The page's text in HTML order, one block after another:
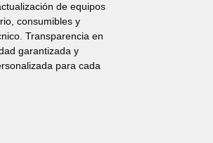
de equipos
consumibles y
Transparencia en
garantizada y
para cada